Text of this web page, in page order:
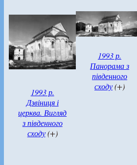
1993 р.
Дзвіниця і
церква. Вигляд
з південного
сходу(+)
1993 р.
Панорама з
південного
сходу(+)